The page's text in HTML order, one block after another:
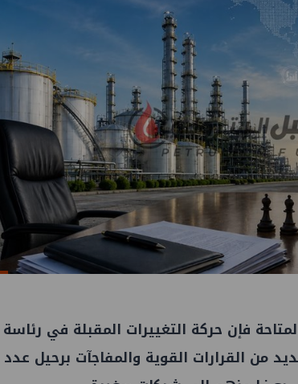
فإن حركة التغييرات المقبلة في رئاسة
من القرارات القوية والمفاجآت برحيل عدد